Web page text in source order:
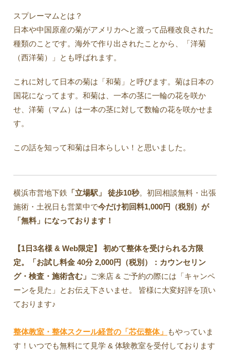
スプレーマムとは？
日本や中国原産の菊がアメリカへと渡って品種改良された
種類のことです。海外で作り出されたことから、「洋菊
（西洋菊）」とも呼ばれます。
これに対して日本の菊は「和菊」と呼びます。菊は日本の
国花になってます。和菊は、一本の茎に一輪の花を咲か
せ、洋菊（マム）は一本の茎に対して数輪の花を咲かせま
す。
この話を知って和菊は日本らしい！と思いました。
横浜市営地下鉄 「立場駅」 徒歩10秒。初回相談無料・出張
施術・土祝日も営業中で今だけ初回料1,000円（税別）が
「無料」になっております！
【1日3名様 & Web限定】 初めて整体を受けられる方限
定。「お試し料金 40分 2,000円（税別）：カウンセリン
グ・検査・施術含む」 ご来店 & ご予約の際には「キャンペ
ーンを見た」とお伝え下さいませ。 皆様に大変好評を頂い
ております♪
整体教室・整体スクール経営の「芯伝整体」
もやっていま
す！いつでも無料にて見学 & 体験教室を受付しております